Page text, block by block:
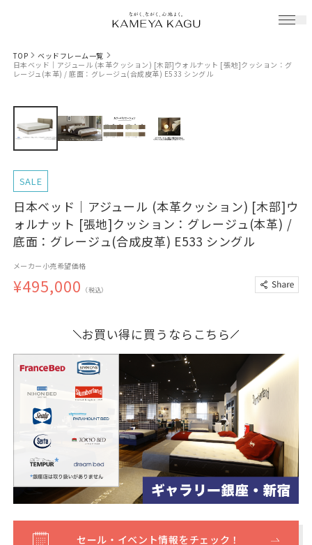
TOP
ベッドフレーム一覧
日本ベッド｜アジュール (本革クッション) [木部]ウォルナット [張地]クッション：グ
レージュ(本革) / 底面：グレージュ(合成皮革) E533 シングル
SALE
日本ベッド｜アジュール (本革クッション) [木部]ウ
ォルナット [張地]クッション：グレージュ(本革) /
底面：グレージュ(合成皮革) E533 シングル
メーカー小売希望価格
¥495,000 （税込）
お買い得に買うならこちら
セール・イベント情報をチェック！